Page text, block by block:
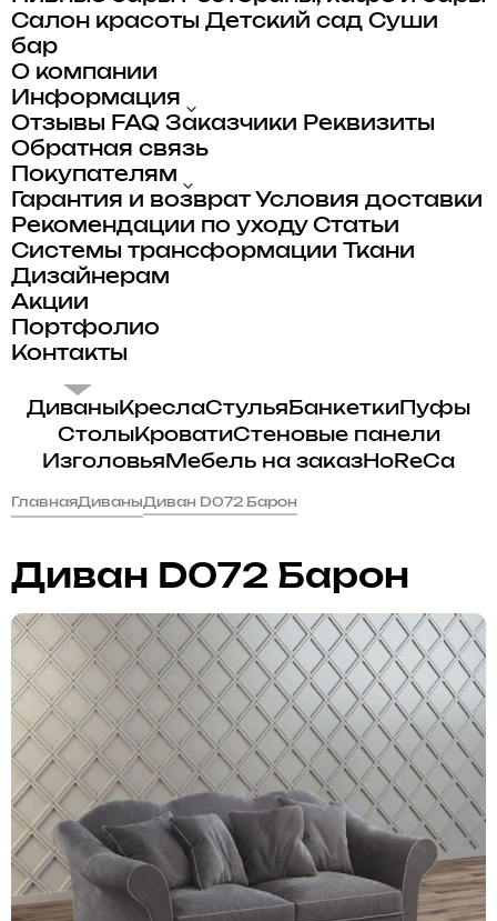
Салон красоты Детский сад Суши
бар
О компании
Информация
Отзывы FAQ Заказчики Реквизиты
Обратная связь
Покупателям
Гарантия и возврат Условия доставки
Рекомендации по уходу Статьи
Системы трансформации
Ткани
Дизайнерам
Акции
Портфолио
Контакты
ДиваныКреслаСтульяБанкеткиПуфы
СтолыКроватиСтеновые панели
Изголовья Мебель на заказHoReCa
ГлавнаяДиваныДиван D072 Барон
Диван D072 Барон